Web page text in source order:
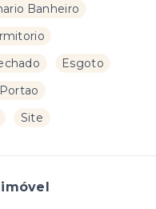
Banheiro
Esgoto
Portao
Site